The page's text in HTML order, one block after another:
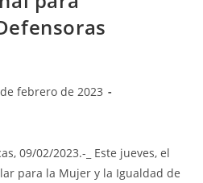
febrero de 2023
09/02/2023.-_ Este jueves, el
para la Mujer y la Igualdad de